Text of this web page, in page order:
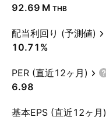
‪92.69 M‬ THB
配当利回り (予測値)
10.71%
PER (直近12ヶ月)
6.98
基本EPS (直近12ヶ月)